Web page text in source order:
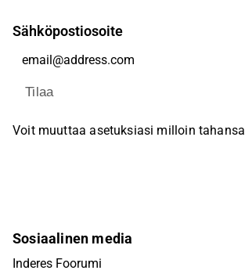
Sähköpostiosoite
Tilaa
Voit muuttaa asetuksiasi milloin tahansa
Sosiaalinen media
Inderes Foorumi